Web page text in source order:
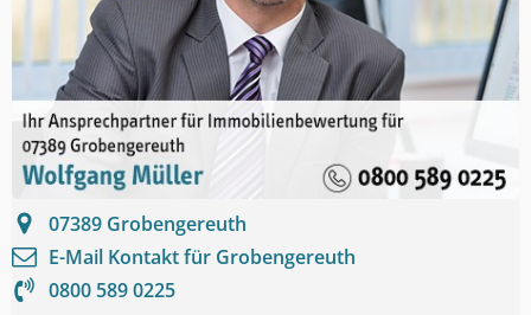
07389 Grobengereuth
E-Mail Kontakt für Grobengereuth
0800 589 0225